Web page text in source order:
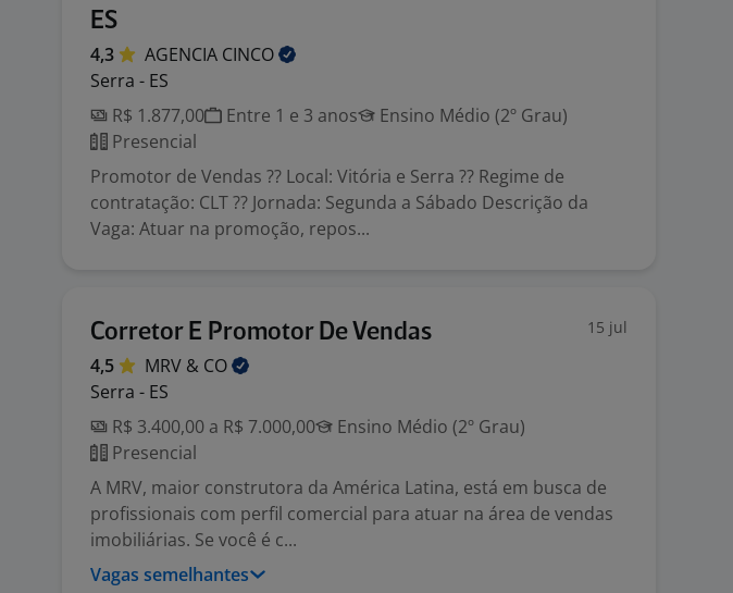
ES
4,3 AGENCIA CINCO
Serra - ES
R$ 1.877,00
Entre 1 e 3 anos
Ensino Médio (2º Grau)
Presencial
Promotor de Vendas ?? Local: Vitória e Serra ?? Regime de
contratação: CLT ?? Jornada: Segunda a Sábado Descrição da
Vaga: Atuar na promoção, repos...
Corretor E Promotor De Vendas 15 jul
4,5 MRV & CO
Serra - ES
R$ 3.400,00 a R$ 7.000,00
Ensino Médio (2º Grau)
Presencial
A MRV, maior construtora da América Latina, está em busca de
profissionais com perfil comercial para atuar na área de vendas
imobiliárias. Se você é c...
Vagas semelhantes